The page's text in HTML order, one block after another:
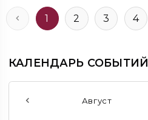
1 2 3 4
КАЛЕНДАРЬ СОБЫТИЙ
Август